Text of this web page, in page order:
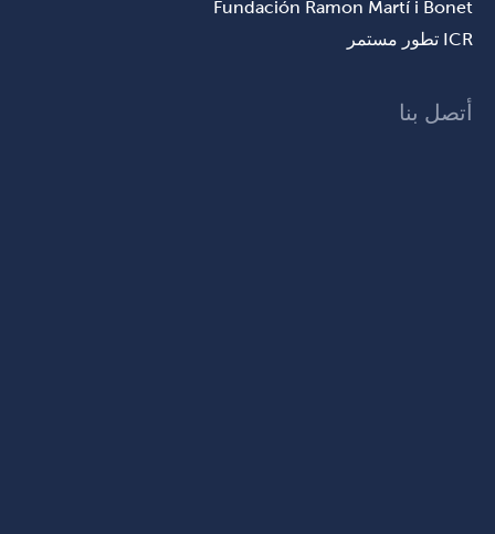
Fundación Ramon Martí i Bonet
ICR تطور مستمر
أتصل بنا